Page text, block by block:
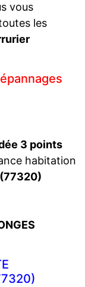
vous
les
3 points
habitation